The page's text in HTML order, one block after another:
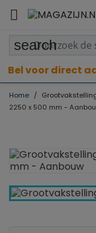

search
Bel voor direct
Home
2250 x 500 mm -